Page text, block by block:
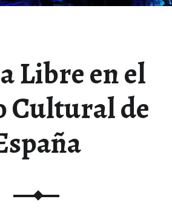
Libre en el
Cultural de